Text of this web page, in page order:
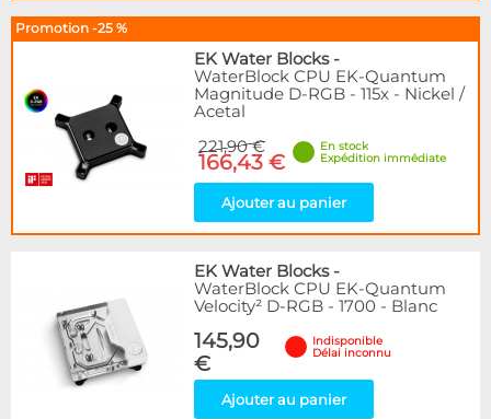
Promotion -25 %
EK Water Blocks-
WaterBlock CPU EK-Quantum
Magnitude D-RGB - 115x - Nickel /
Acetal
221,90 €
166,43 €
En stock
Expédition immédiate
Ajouter au panier
EK Water Blocks-
WaterBlock CPU EK-Quantum
Velocity² D-RGB - 1700 - Blanc
145,90
€
Indisponible
Délai inconnu
Ajouter au panier